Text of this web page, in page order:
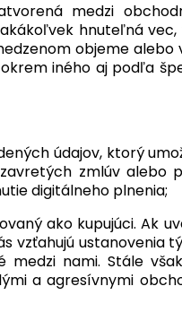
medzi
hnuteľná
objeme alebo
iného aj podľa
údajov, ktorý
zmlúv alebo
digitálneho plnenia;
ako kupujúci. Ak
vzťahujú ustanovenia
medzi nami. Stále
a agresívnymi